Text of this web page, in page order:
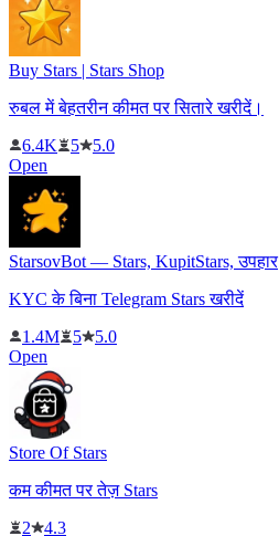
Buy Stars | Stars Shop
रुबल में बेहतरीन कीमत पर सितारे खरीदें।
6.4K
5
5.0
Open
StarsovBot — Stars, KupitStars, उपहार
KYC के बिना Telegram Stars खरीदें
1.4M
5
5.0
Open
Store Of Stars
कम कीमत पर तेज़ Stars
2
4.3